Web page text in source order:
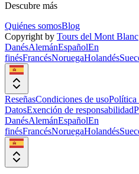
Descubre más
Quiénes somosBlog
Copyright by Tours del Mont Blanc
DanésAlemánEspañolEn
finésFrancésNoruegaHolandés
ReseñasCondiciones de usoPolítica
DatosExención de responsabilidad
DanésAlemánEspañolEn
finésFrancésNoruegaHolandés